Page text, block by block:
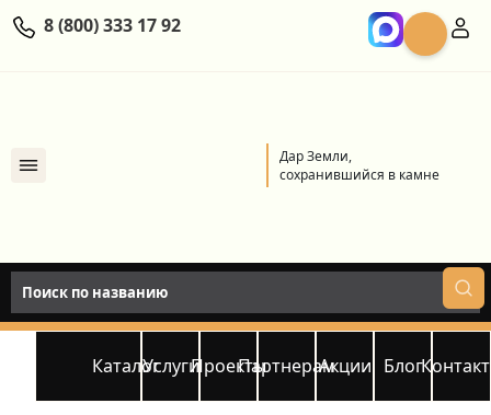
8 (800) 333 17 92
Дар Земли,
сохранившийся в камне
КаталогУслугиПроектыПартнерамАкции Блог